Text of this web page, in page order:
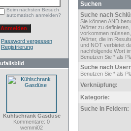
Beim nächsten Besuch
automatisch anmelden?
Password vergessen
Registrierung
Kühlschrank Gasdüse
Kommentare: 0
wemmi02
Suchen
Suche nach
Sie können AND
Wörter zu definieren,
vorkommen
Wörter, die im
und NOT verbietet
nachfolgende Wort
Benutzen Sie * als
Suche nach
Benutzen Sie * als
Verknüpfung:
Kategorie:
Suche in Feldern: